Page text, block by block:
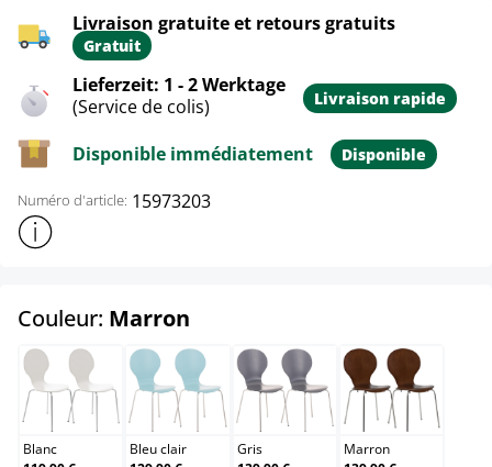
Livraison gratuite et retours gratuits
Gratuit
Lieferzeit: 1 - 2 Werktage
(Service de colis)
Livraison rapide
Disponible immédiatement Disponible
Numéro d'article: 15973203
Afficher plus d'informations sur le produit
Couleur: Marron
Blanc
Blanc
Bleu clair
Bleu clair
Gris
Gris
Marron
Marron